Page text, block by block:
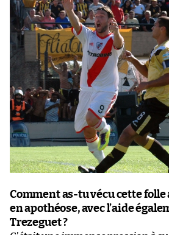
Comment as-tu vécu cette
en apothéose, avec l’aide
Trezeguet ?